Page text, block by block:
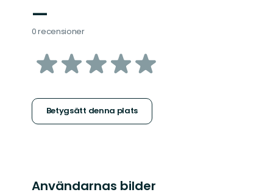
—
0 recensioner
av
stjärnor
Betygsätt denna plats
Användarnas bilder